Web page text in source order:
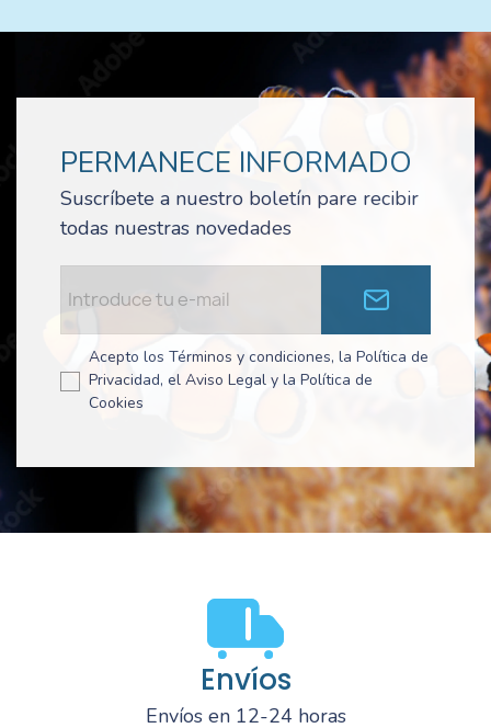
PERMANECE INFORMADO
Suscríbete a nuestro boletín pare recibir
todas nuestras novedades
Acepto los Términos y condiciones, la Política de
Privacidad, el Aviso Legal y la Política de
Cookies
Envíos
Envíos en 12-24 horas